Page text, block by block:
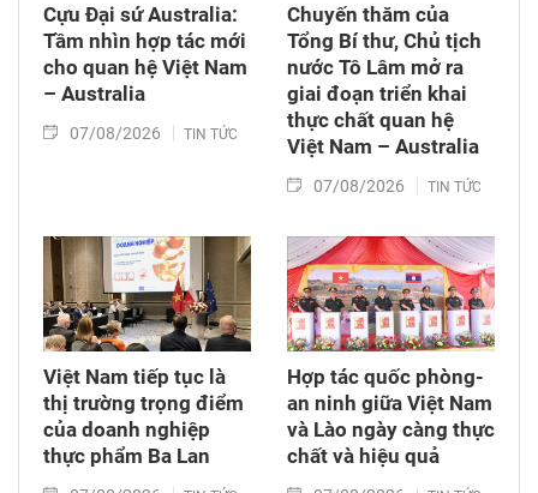
Cựu Đại sứ Australia:
Tầm nhìn hợp tác mới
cho quan hệ Việt Nam
– Australia
07/08/2026 TIN TỨC
Chuyến thăm của
Tổng Bí thư, Chủ tịch
nước Tô Lâm mở ra
giai đoạn triển khai
thực chất quan hệ
Việt Nam – Australia
07/08/2026 TIN TỨC
Việt Nam tiếp tục là
thị trường trọng điểm
của doanh nghiệp
thực phẩm Ba Lan
Hợp tác quốc phòng-
an ninh giữa Việt Nam
và Lào ngày càng thực
chất và hiệu quả